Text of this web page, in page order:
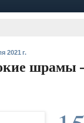
2021 г.
шрамы